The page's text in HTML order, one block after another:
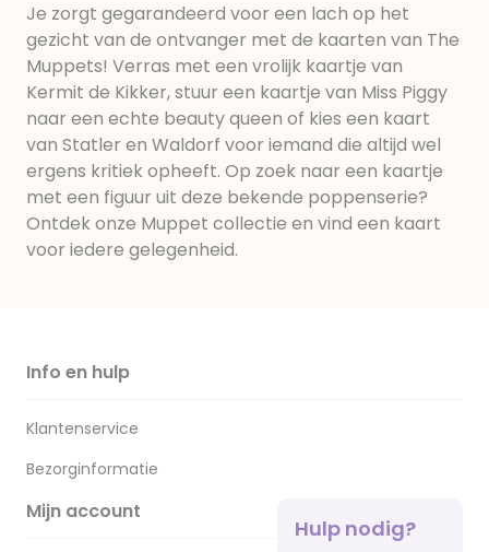
Je zorgt gegarandeerd voor een lach op het
gezicht van de ontvanger met de kaarten van The
Muppets! Verras met een vrolijk kaartje van
Kermit de Kikker, stuur een kaartje van Miss Piggy
naar een echte beauty queen of kies een kaart
van Statler en Waldorf voor iemand die altijd wel
ergens kritiek opheeft. Op zoek naar een kaartje
met een figuur uit deze bekende poppenserie?
Ontdek onze Muppet collectie en vind een kaart
voor iedere gelegenheid.
Info en hulp
Klantenservice
Bezorginformatie
Mijn account
Hulp nodig?